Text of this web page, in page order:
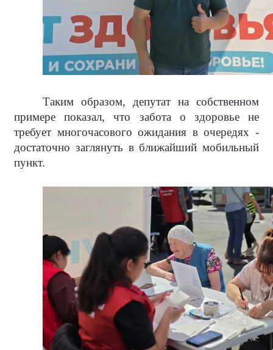
Таким образом, депутат на собственном
примере показал, что забота о здоровье не
требует многочасового ожидания в очередях -
достаточно заглянуть в ближайший мобильный
пункт.